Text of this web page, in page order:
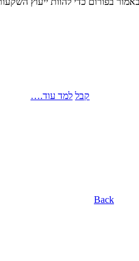
קבל למד עוד.…
Back